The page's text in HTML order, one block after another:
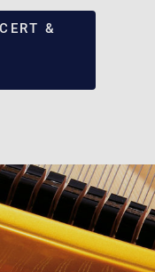
&